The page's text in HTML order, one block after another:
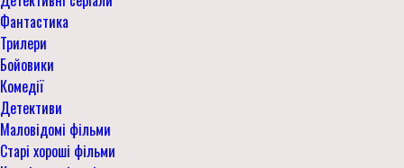
Фантастика
Трилери
Бойовики
Комедії
Детективи
Маловідомі фільми
Старі хороші фільми